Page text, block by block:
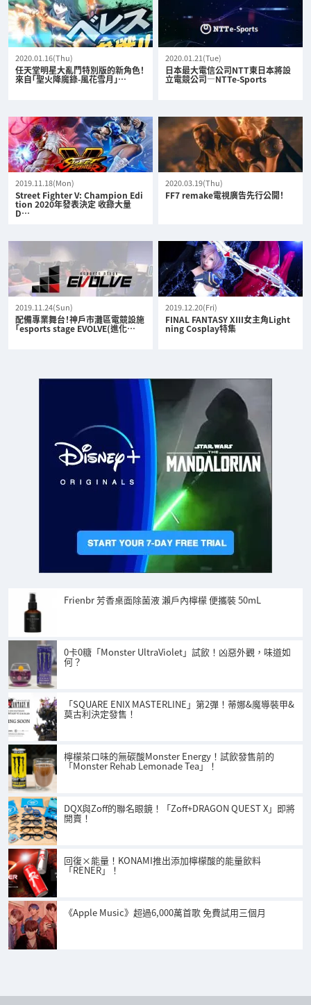
2020.01.16(Thu)
任天堂明星大亂鬥特別版的新角色！
來自「聖火降魔錄-風花雪月」…
2020.01.21(Tue)
日本最大電信公司NTT東日本將設
立電競公司—NTTe-Sports
2019.11.18(Mon)
Street Fighter V: Champion Edi
tion 2020年發表決定 收錄大量
D…
2020.03.19(Thu)
FF7 remake電視廣告先行公開！
2019.11.24(Sun)
配備專業舞台！神戶市灘區電競設施
「esports stage EVOLVE(進化…
2019.12.20(Fri)
FINAL FANTASY XIII女主角Light
ning Cosplay特集
Frienbr 芳香桌面除菌液 瀨戶內檸檬 便攜裝 50mL
0卡0糖「Monster UltraViolet」試飲！凶惡外觀，味道如
何？
「SQUARE ENIX MASTERLINE」第2彈！蒂娜&魔導裝甲&
莫古利決定發售！
檸檬茶口味的無碳酸Monster Energy！試飲發售前的
「Monster Rehab Lemonade Tea」！
DQX與Zoff的聯名眼鏡！「Zoff+DRAGON QUEST X」即將
開賣！
回復×能量！KONAMI推出添加檸檬酸的能量飲料
「RENER」！
《Apple Music》超過6,000萬首歌 免費試用三個月